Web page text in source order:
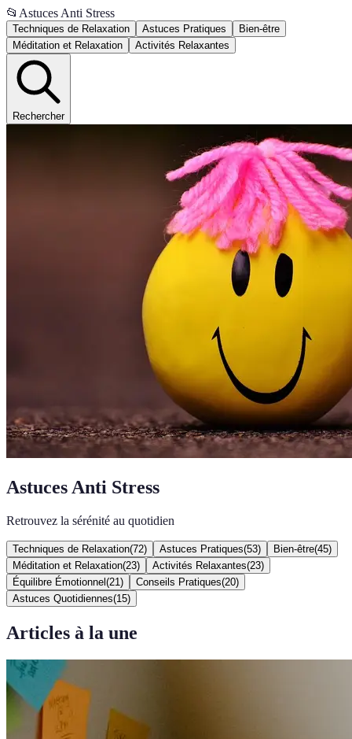
📂 Astuces Anti Stress
Techniques de Relaxation Astuces Pratiques
Bien-être
Méditation et Relaxation
Activités Relaxantes
Rechercher
Astuces Anti Stress
Retrouvez la sérénité au quotidien
Techniques de Relaxation(72) Astuces Pratiques(53) Bien-être(45)
Méditation et Relaxation(23) Activités Relaxantes(23)
Équilibre Émotionnel (21 ) Conseils Pratiques(20)
Astuces Quotidiennes(15)
Articles à la une